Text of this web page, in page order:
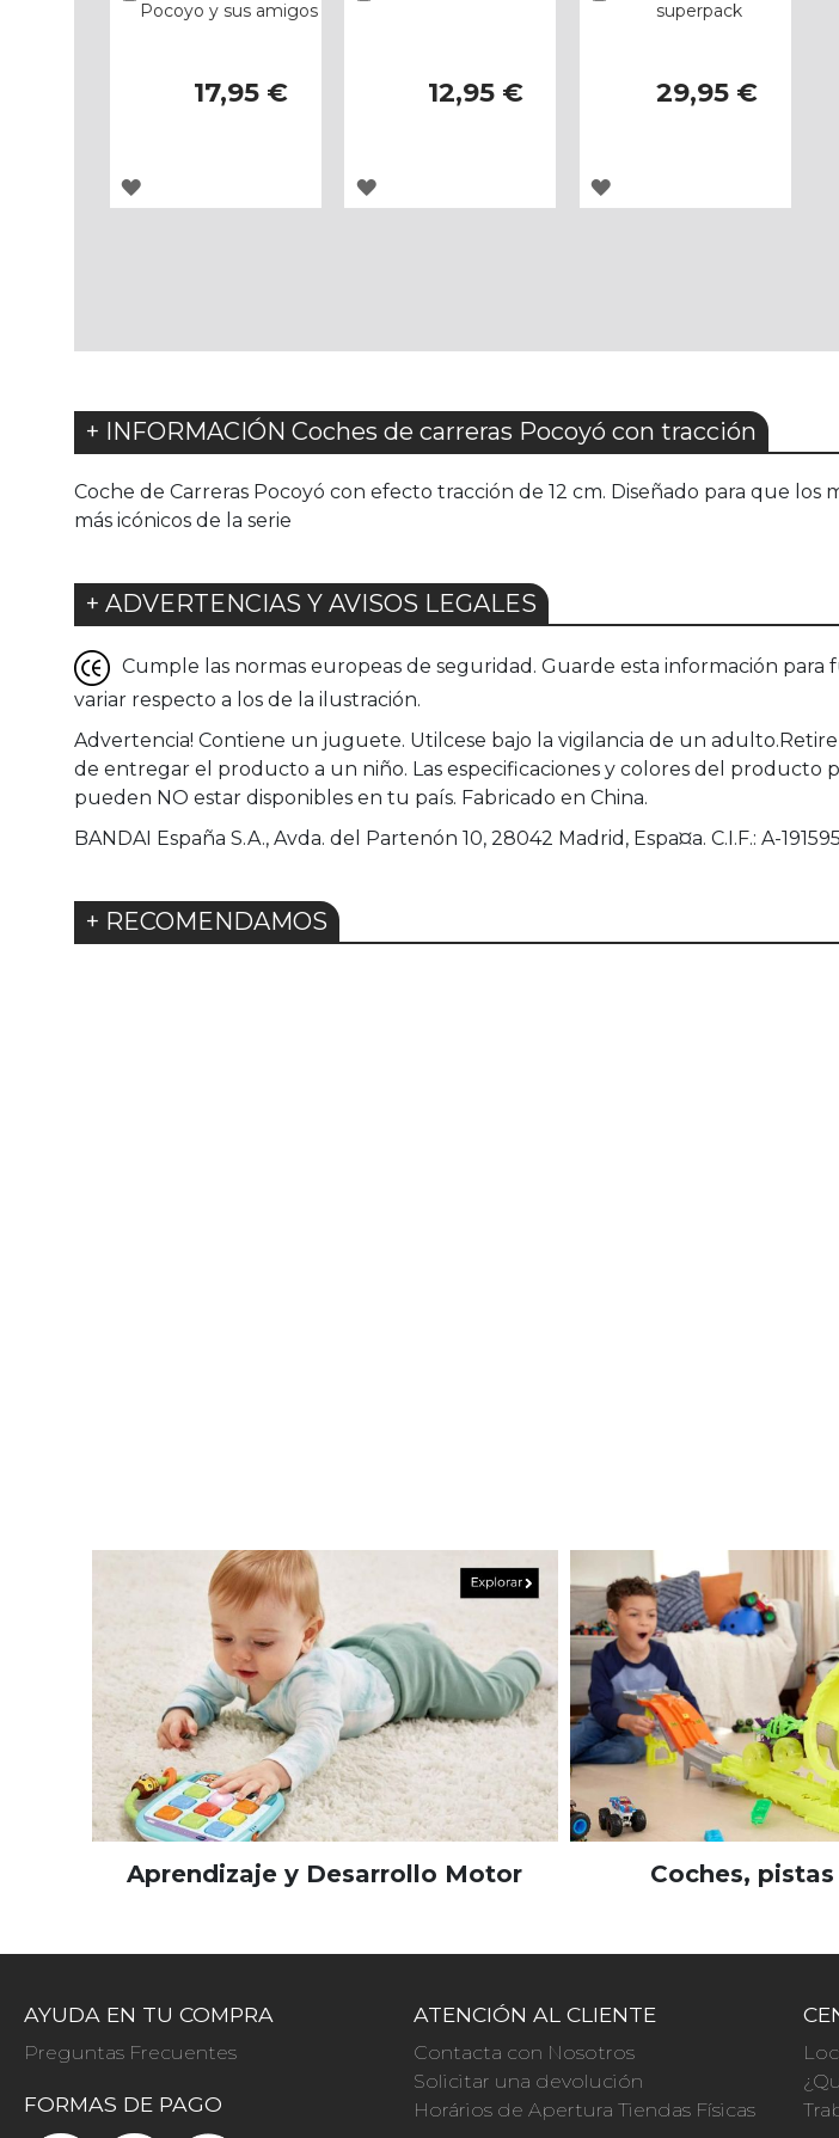
Pocoyo y sus amigos
17,95 €
AGREGAR
12,95 €
AGREGAR
superpack
29,95 €
AGREGAR
+ INFORMACIÓN Coches de carreras Pocoyó con tracción
Coche de Carreras Pocoyó con efecto tracción de 12 cm. Diseñado para que
más icónicos de la serie
+ ADVERTENCIAS Y AVISOS LEGALES
Cumple las normas europeas de seguridad. Guarde esta información
variar respecto a los de la ilustración.
Advertencia! Contiene un juguete. Utilcese bajo la vigilancia de un
de entregar el producto a un niño. Las especificaciones y colores del producto
pueden NO estar disponibles en tu país. Fabricado en China.
BANDAI España S.A., Avda. del Partenón 10, 28042 Madrid, Espa¤a. C.I.F.: A-
+ RECOMENDAMOS
Aprendizaje y Desarrollo Motor Coches,
AYUDA EN TU COMPRA
Preguntas Frecuentes
FORMAS DE PAGO
ATENCIÓN AL CLIENTE
Contacta con Nosotros
Solicitar una devolución
Horários de Apertura Tiendas Físicas